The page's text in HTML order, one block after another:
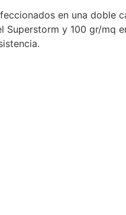
en una
y 100 gr/mq